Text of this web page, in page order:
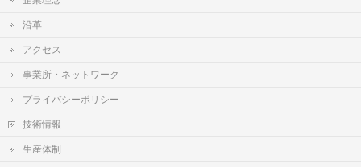
沿革
アクセス
事業所・ネットワーク
プライバシーポリシー
技術情報
生産体制